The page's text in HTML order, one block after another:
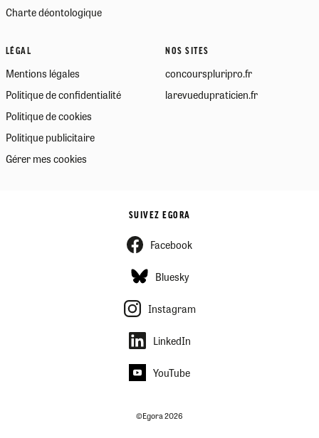
Charte déontologique
LÉGAL
Mentions légales
Politique de confidentialité
Politique de cookies
Politique publicitaire
Gérer mes cookies
NOS SITES
concourspluripro.fr
larevuedupraticien.fr
SUIVEZ EGORA
Facebook
Bluesky
Instagram
LinkedIn
YouTube
©Egora 2026